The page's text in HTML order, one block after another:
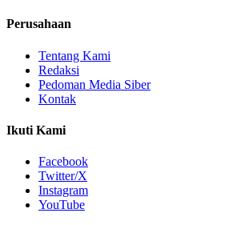
Perusahaan
Tentang Kami
Redaksi
Pedoman Media Siber
Kontak
Ikuti Kami
Facebook
Twitter/X
Instagram
YouTube